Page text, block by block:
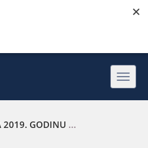
2019. GODINU